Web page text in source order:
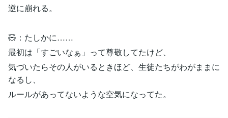
逆に崩れる。
🧸：たしかに……
最初は「すごいなぁ」って尊敬してたけど、
気づいたらその人がいるときほど、生徒たちがわがままに
なるし、
ルールがあってないような空気になってた。